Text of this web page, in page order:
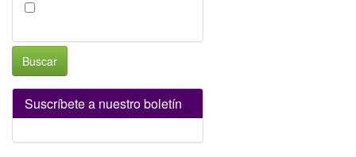
Buscar
Suscríbete a nuestro boletín